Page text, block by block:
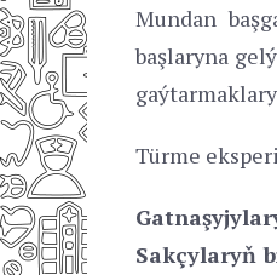
Mundan
başlaryna
Türme
Sakçylaryň